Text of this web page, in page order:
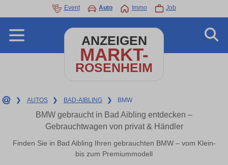
Event Auto Immo Job
ANZEIGEN
MARKT-
ROSENHEIM
❯ AUTOS ❯ BAD-AIBLING ❯ BMW
BMW gebraucht in Bad Aibling entdecken –
Gebrauchtwagen von privat & Händler
Finden Sie in Bad Aibling Ihren gebrauchten BMW – vom Klein-
bis zum Premiummodell